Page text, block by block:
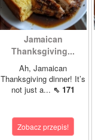
Jamaican
Thanksgiving...
Ah, Jamaican
Thanksgiving dinner! It’s
not just a... ⇖ 171
Zobacz przepis!